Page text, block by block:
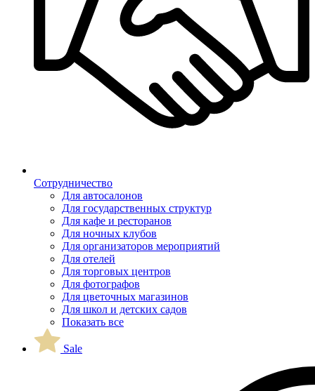
Сотрудничество
Для автосалонов
Для государственных структур
Для кафе и ресторанов
Для ночных клубов
Для организаторов мероприятий
Для отелей
Для торговых центров
Для фотографов
Для цветочных магазинов
Для школ и детских садов
Показать все
Sale